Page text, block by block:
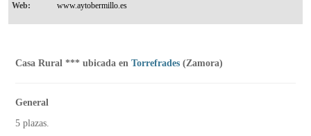
Web:
Casa Rural *** ubicada en Torrefrades (Zamora)
General
5 plazas.